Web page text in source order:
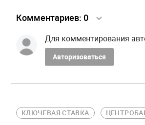
Комментариев: 0
Для комментирования
Авторизоваться
КЛЮЧЕВАЯ СТАВКА